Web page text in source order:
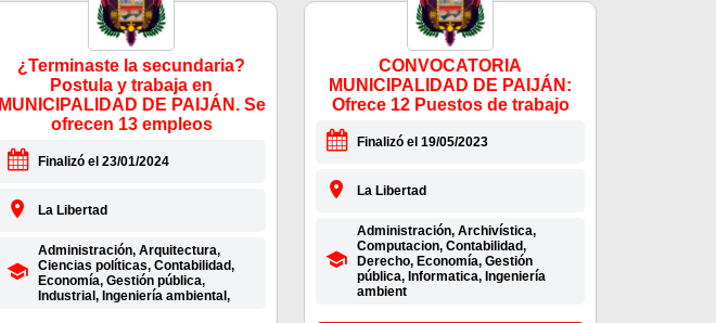
¿Terminaste la secundaria?
Postula y trabaja en
MUNICIPALIDAD DE PAIJÁN. Se
ofrecen 13 empleos
Finalizó el 23/01/2024
La Libertad
Administración, Arquitectura,
Ciencias políticas, Contabilidad,
Economía, Gestión pública,
Industrial, Ingeniería ambiental,
CONVOCATORIA
MUNICIPALIDAD DE PAIJÁN:
Ofrece 12 Puestos de trabajo
Finalizó el 19/05/2023
La Libertad
Administración, Archivística,
Computacion, Contabilidad,
Derecho, Economía, Gestión
pública, Informatica, Ingeniería
ambient